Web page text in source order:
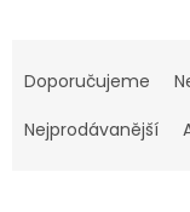
a
e
Doporučujeme
Nejprodávanější